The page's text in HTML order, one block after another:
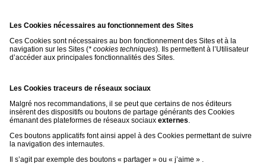
Les Cookies nécessaires au fonctionnement des Sites
Ces Cookies sont nécessaires au bon fonctionnement des Sites et à la
navigation sur les Sites (* cookies techniques). Ils permettent à l’Utilisateur
d’accéder aux principales fonctionnalités des Sites.
Les Cookies traceurs de réseaux sociaux
Malgré nos recommandations, il se peut que certains de nos éditeurs
insèrent des dispositifs ou boutons de partage générants des Cookies
émanant des plateformes de réseaux sociaux externes.
Ces boutons applicatifs font ainsi appel à des Cookies permettant de suivre
la navigation des internautes.
Il s’agit par exemple des boutons « partager » ou « j’aime » .